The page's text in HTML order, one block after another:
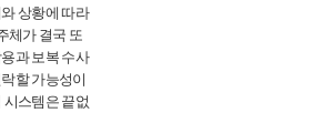
상황에 따라
체가 결국 또
과 보복 수사
할 가능성이
시스템은 끝없